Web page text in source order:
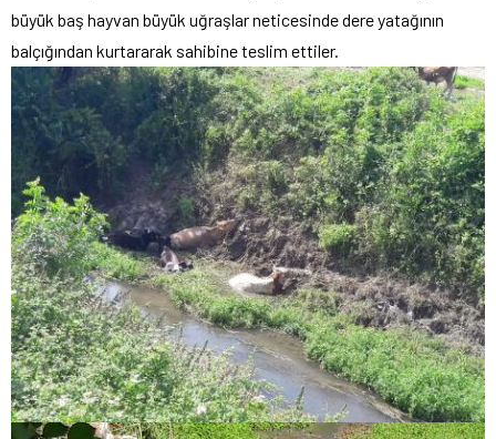
büyük baş hayvan büyük uğraşlar neticesinde dere yatağının
balçığından kurtararak sahibine teslim ettiler.